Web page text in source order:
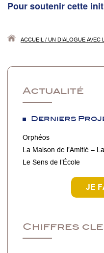
Pour soutenir cette
ACCUEIL / UN DIALOGUE AVEC
Actualité
Derniers
Orphéos
La Maison de l’Amitié –
Le Sens de l’École
JE
Chiffres